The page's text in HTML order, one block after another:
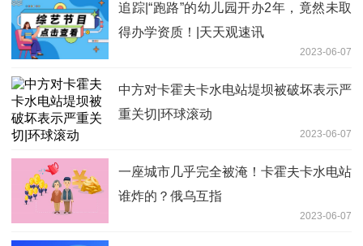
追踪|“跑路”的幼儿园开办2年，竟然未取
得办学资质！|天天观速讯
2023-06-07
中方对卡霍夫卡水电站堤坝被破坏表示严
重关切|环球滚动
2023-06-07
一座城市几乎完全被淹！卡霍夫卡水电站
谁炸的？俄乌互指
2023-06-07